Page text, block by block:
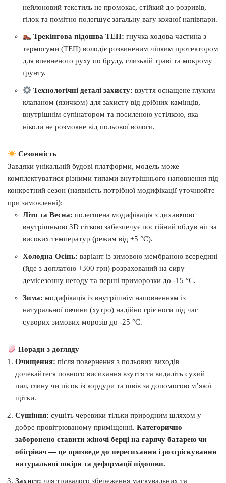
нейлоновий текстиль не промокає, стійкий до розривів,
гілок та помітно полегшує загальну вагу кожної напівпари.
Трекінгова підошва ТЕП: гнучка ходова частина з
термогуми (ТЕП) володіє розвиненим чіпким протектором
для впевненого руху по бруду, слизькій траві та мокрому
ґрунту.
Технологічні деталі захисту: взуття оснащене глухим
клапаном (язичком) для захисту від дрібних камінців,
внутрішнім супінатором та посиленою устілкою, яка
ніколи не розмокне від польової вологи.
Сезонність
Завдяки унікальній будові платформи, модель може
комплектуватися різними типами внутрішнього наповнення під
конкретний сезон (наявність потрібної модифікації уточнюйте
при замовленні):
Літо та Весна: полегшена модифікація з дихаючою
внутрішньою 3D сіткою забезпечує постійний обдув ніг за
високих температур (режим від +5 °C).
Холодна Осінь: варіант із зимовою мембраною всередині
(йде з доплатою +300 грн) розрахований на сиру
демісезонну негоду та перші приморозки до -15 °C.
Зима: модифікація із внутрішнім наповненням із
натуральної овчини (хутро) надійно гріє ноги під час
суворих зимових морозів до -25 °C.
Поради з догляду
Очищення: після повернення з польових виходів
дочекайтеся повного висихання взуття та видаліть сухий
пил, глину чи пісок із кордури та швів за допомогою м’якої
щітки.
Сушіння: сушіть черевики тільки природним шляхом у
добре провітрюваному приміщенні. Категорично
заборонено ставити жіночі берці на гарячу батарею чи
обігрівач — це призведе до пересихання і розтріскування
натуральної шкіри та деформації підошви.
Захист: для тривалого збереження маскувальних та